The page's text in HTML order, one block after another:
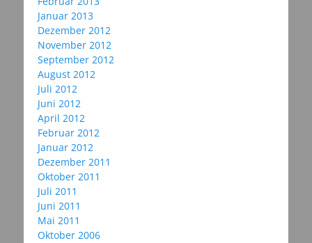
Januar 2013
Dezember 2012
November 2012
September 2012
August 2012
Juli 2012
Juni 2012
April 2012
Februar 2012
Januar 2012
Dezember 2011
Oktober 2011
Juli 2011
Juni 2011
Mai 2011
Oktober 2006